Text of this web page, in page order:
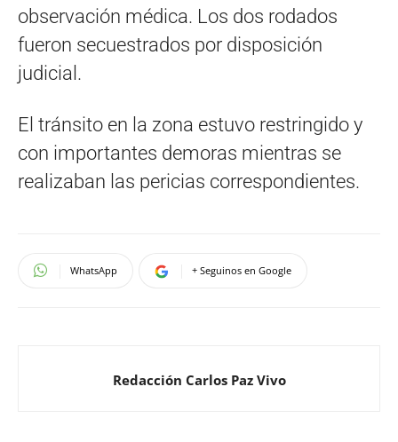
observación médica. Los dos rodados
fueron secuestrados por disposición
judicial.
El tránsito en la zona estuvo restringido y
con importantes demoras mientras se
realizaban las pericias correspondientes.
WhatsApp + Seguinos en Google
Redacción Carlos Paz Vivo